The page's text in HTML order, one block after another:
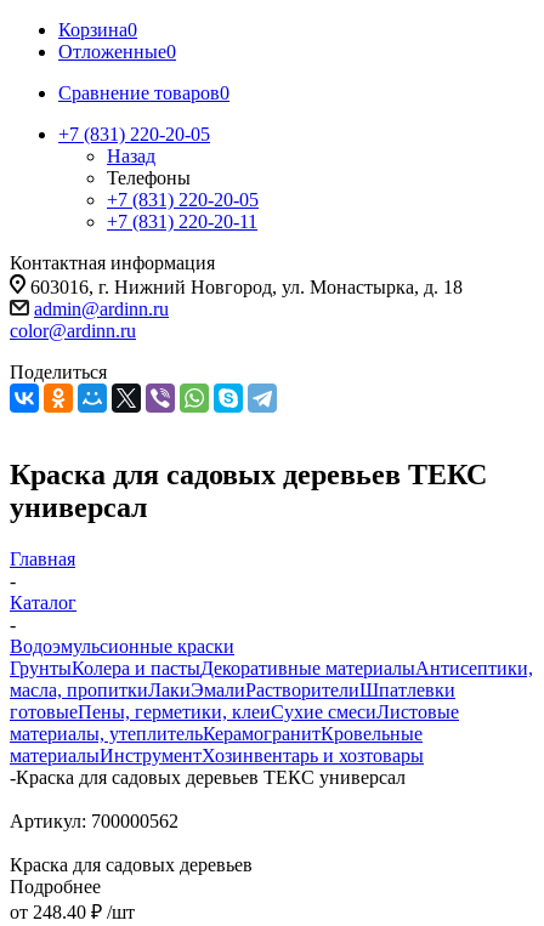
Корзина0
Отложенные0
Сравнение товаров0
+7 (831) 220-20-05
Назад
Телефоны
+7 (831) 220-20-05
+7 (831) 220-20-11
Контактная информация
603016, г. Нижний Новгород, ул. Монастырка, д. 18
admin@ardinn.ru
color@ardinn.ru
Поделиться
Краска для садовых деревьев ТЕКС
универсал
Главная
-
Каталог
-
Водоэмульсионные краски
ГрунтыКолера и пастыДекоративные материалыАнтисептики,
масла, пропиткиЛакиЭмалиРастворителиШпатлевки
готовыеПены, герметики, клеиСухие смесиЛистовые
материалы, утеплительКерамогранитКровельные
материалыИнструментХозинвентарь и хозтовары
-Краска для садовых деревьев ТЕКС универсал
Артикул: 700000562
Краска для садовых деревьев
Подробнее
от 248.40 ₽ /шт